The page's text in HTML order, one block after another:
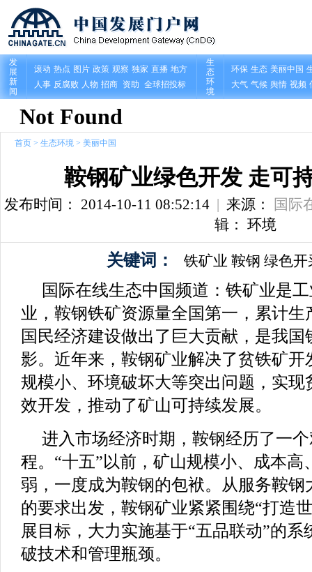
首页 > 生态环境 > 美丽中国
鞍钢矿业绿色开发 走可
发布时间： 2014-10-11 08:52:14 | 来源：
国际
辑： 环境
关键词： 铁矿业 鞍钢 绿色开
国际在线生态中国频道：铁矿业是
业，鞍钢铁矿资源量全国第一，累计生
国民经济建设做出了巨大贡献，是我
影。近年来，鞍钢矿业解决了贫铁矿开
规模小、环境破坏大等突出问题，实现
效开发，推动了矿山可持续发展。
进入市场经济时期，鞍钢经历了一
程。“十五”以前，矿山规模小、成本高
弱，一度成为鞍钢的包袱。从服务鞍钢
的要求出发，鞍钢矿业紧紧围绕“打造
展目标，大力实施基于“五品联动”的
破技术和管理瓶颈。